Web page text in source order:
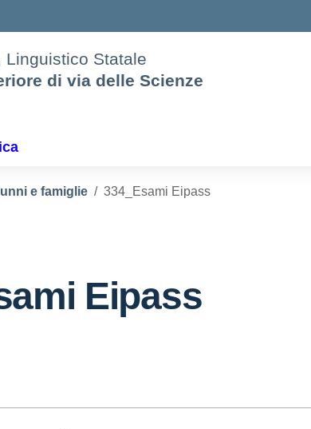
Statale
di via delle Scienze
e famiglie 334_Esami Eipass
Eipass